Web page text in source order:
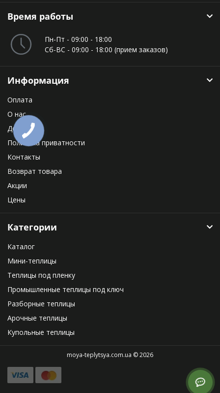
Время работы
Пн-Пт - 09:00 - 18:00
Сб-ВС - 09:00 - 18:00 (прием заказов)
Информация
Оплата
О нас
Доставка
Политика приватности
Контакты
Возврат товара
Акции
Цены
Категории
Каталог
Мини-теплицы
Теплицы под пленку
Промышленные теплицы под ключ
Разборные теплицы
Арочные теплицы
Купольные теплицы
moya-teplytsya.com.ua © 2026